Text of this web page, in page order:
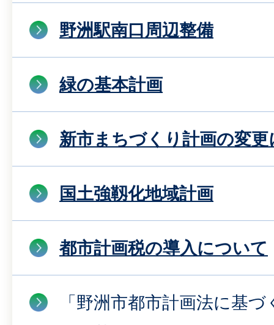
野洲駅南口周辺整備
緑の基本計画
新市まちづくり計画の変
国土強靱化地域計画
都市計画税の導入について
「野洲市都市計画法に基